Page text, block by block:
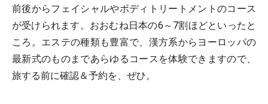
前後からフェイシャルやボディトリートメントのコース
が受けられます。おおむね日本の6～7割ほどといったと
ころ。エステの種類も豊富で、漢方系からヨーロッパの
最新式のものまであらゆるコースを体験できますので、
旅する前に確認＆予約を、ぜひ。